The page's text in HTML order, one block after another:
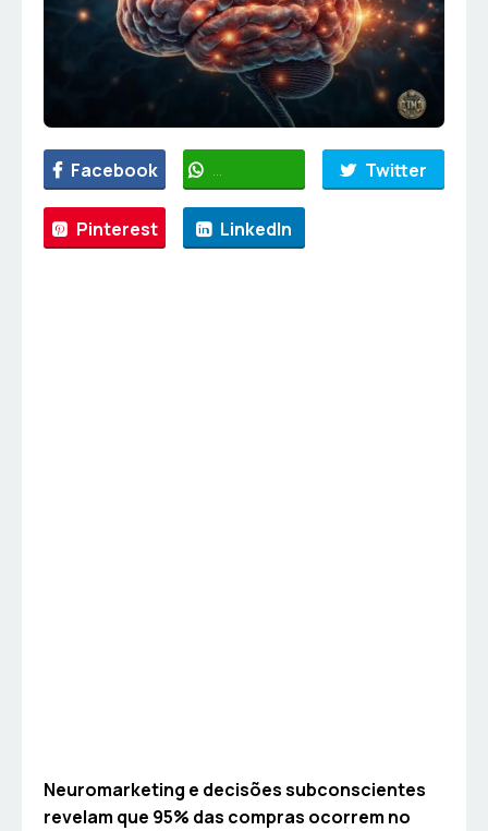
Facebook WhatsApp Twitter
Pinterest LinkedIn
Neuromarketing e decisões subconscientes
revelam que 95% das compras ocorrem no